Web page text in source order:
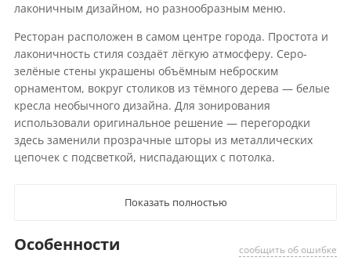
лаконичным дизайном, но разнообразным меню.
Ресторан расположен в самом центре города. Простота и
лаконичность стиля создаёт лёгкую атмосферу. Серо-
зелёные стены украшены объёмным неброским
орнаментом, вокруг столиков из тёмного дерева — белые
кресла необычного дизайна. Для зонирования
использовали оригинальное решение — перегородки
здесь заменили прозрачные шторы из металлических
цепочек с подсветкой, ниспадающих с потолка.
Показать полностью
сообщить об ошибке
Особенности